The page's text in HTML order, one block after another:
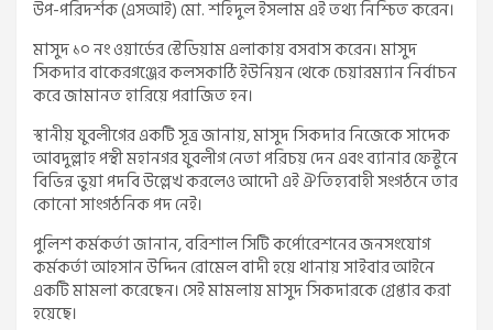
উপ-পরিদর্শক (এসআই) মো. শহিদুল ইসলাম এই তথ্য নিশ্চিত করেন।
মাসুদ ১০ নং ওয়ার্ডের স্টেডিয়াম এলাকায় বসবাস করেন। মাসুদ
সিকদার বাকেরগঞ্জের কলসকাঠি ইউনিয়ন থেকে চেয়ারম্যান নির্বাচন
করে জামানত হারিয়ে পরাজিত হন।
স্থানীয় যুবলীগের একটি সূত্র জানায়, মাসুদ সিকদার নিজেকে সাদেক
আবদুল্লাহ পন্থী মহানগর যুবলীগ নেতা পরিচয় দেন এবং ব্যানার ফেস্টুনে
বিভিন্ন ভুয়া পদবি উল্লেখ করলেও আদৌ এই ঐতিহ্যবাহী সংগঠনে তার
কোনো সাংগঠনিক পদ নেই।
পুলিশ কর্মকর্তা জানান, বরিশাল সিটি কর্পোরেশনের জনসংযোগ
কর্মকর্তা আহসান উদ্দিন রোমেল বাদী হয়ে থানায় সাইবার আইনে
একটি মামলা করেছেন। সেই মামলায় মাসুদ সিকদারকে গ্রেপ্তার করা
হয়েছে।